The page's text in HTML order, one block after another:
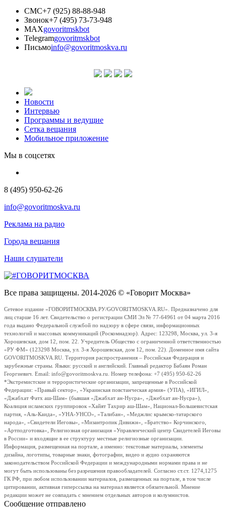
СМС+7 (925) 88-88-948
Звонок+7 (495) 73-73-948
MAXgovoritmskbot
Telegramgovoritmskbot
Письмоinfo@govoritmoskva.ru
Новости
Интервью
Программы и ведущие
Сетка вещания
Мобильное приложение
Мы в соцсетях
8 (495) 950-62-26
info@govoritmoskva.ru
Реклама на радио
Города вещания
Наши слушатели
Все права защищены. 2014-2026 © «Говорит Москва»
Сетевое издание «ГОВОРИТМОСКВА.РУ/GOVORITMOSKVA.RU». Предназначено для
лиц старше 16 лет. Свидетельство о регистрации СМИ Эл № 77-64961 от 04 марта 2016
года выдано Федеральной службой по надзору в сфере связи, информационных
технологий и массовых коммуникаций (Роскомнадзор). Адрес: 123298, Москва, ул. 3-я
Хорошевская, дом 12, пом. 22. Учредитель Общество с ограниченной ответственностью
«РУ ФМ» (123298 Москва, ул. 3-я Хорошевская, дом 12, пом. 22). Доменное имя сайта
GOVORITMOSKVA.RU. Территория распространения – Российская Федерация и
зарубежные страны. Языки: русский и английский. Главный редактор Бабаян Роман
Георгиевич. Email: info@govoritmoskva.ru. Номер телефона: +7 (495) 950-62-26
*Экстремистские и террористические организации, запрещенные в Российской
Федерации: «Правый сектор», «Украинская повстанческая армия» (УПА), «ИГИЛ»,
«Джабхат Фатх аш-Шам» (бывшая «Джабхат ан-Нусра», «Джебхат ан-Нусра»),
Коалиция исламских группировок «Хайят Тахрир аш-Шам», Национал-Большевистская
партия, «Аль-Каида», «УНА-УНСО», «Талибан», «Меджлис крымско-татарского
народа», «Свидетели Иеговы», «Мизантропик Дивижн», «Братство» Корчинского,
«Артподготовка», Религиозная организация «Управленческий центр Свидетелей Иеговы
в России» и входящие в ее структуру местные религиозные организации.
Информация, размещенная на портале, а именно: текстовые материалы, элементы
дизайна, логотипы, товарные знаки, фотографии, видео и аудио охраняются
законодательством Российской Федерации и международными нормами права и не
могут быть использованы без разрешения правообладателей. Согласно ст.ст. 1274,1275
ГК РФ, при любом использовании материалов, размещенных на портале, в том числе
цитировании, активная гиперссылка на материал является обязательной. Мнение
редакции может не совпадать с мнением отдельных авторов и колумнистов.
Сообщение отправлено